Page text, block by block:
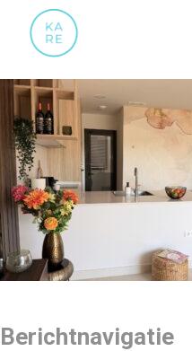
IMG_5316
Berichtnavigatie